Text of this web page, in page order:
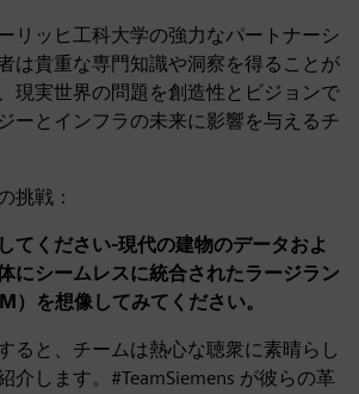
リッヒ工科大学の強力なパートナーシ
は貴重な専門知識や洞察を得ることが
現実世界の問題を創造性とビジョンで
ーとインフラの未来に影響を与えるチ
挑戦：
てください-現代の建物のデータおよ
にシームレスに統合されたラージラン
）を想像してみてください。
ると、チームは熱心な聴衆に素晴らし
介します。#TeamSiemens が彼らの革